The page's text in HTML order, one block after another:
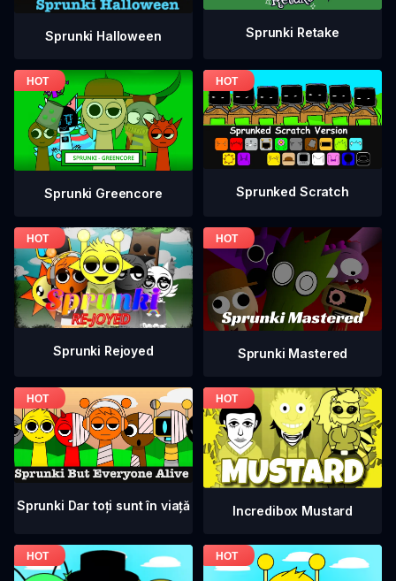
Sprunki Halloween Sprunki Retake
Sprunki Greencore Sprunked Scratch
Sprunki Rejoyed Sprunki Mastered
Sprunki Dar toți sunt în viață Incredibox Mustard